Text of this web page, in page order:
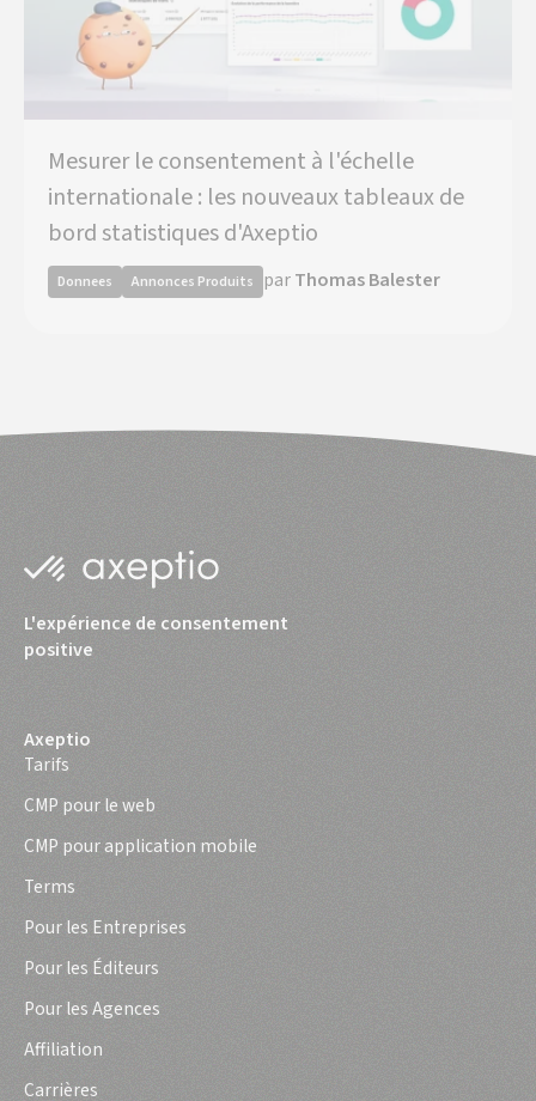
Mesurer le consentement à l'échelle
internationale : les nouveaux tableaux de
bord statistiques d'Axeptio
Donnees Annonces Produits parThomas Balester
L'expérience de consentement
positive
Axeptio
Tarifs
CMP pour le web
CMP pour application mobile
Terms
Pour les Entreprises
Pour les Éditeurs
Pour les Agences
Affiliation
Carrières